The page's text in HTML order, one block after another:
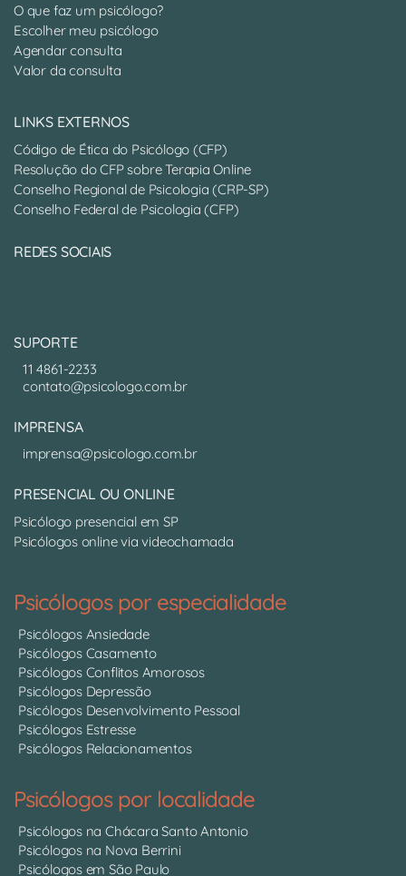
O que faz um psicólogo?
Escolher meu psicólogo
Agendar consulta
Valor da consulta
LINKS EXTERNOS
Código de Ética do Psicólogo (CFP)
Resolução do CFP sobre Terapia Online
Conselho Regional de Psicologia (CRP-SP)
Conselho Federal de Psicologia (CFP)
REDES SOCIAIS
SUPORTE
11 4861-2233
contato@psicologo.com.br
IMPRENSA
imprensa@psicologo.com.br
PRESENCIAL OU ONLINE
Psicólogo presencial em SP
Psicólogos online via videochamada
Psicólogos por especialidade
Psicólogos Ansiedade
Psicólogos Casamento
Psicólogos Conflitos Amorosos
Psicólogos Depressão
Psicólogos Desenvolvimento Pessoal
Psicólogos Estresse
Psicólogos Relacionamentos
Psicólogos por localidade
Psicólogos na Chácara Santo Antonio
Psicólogos na Nova Berrini
Psicólogos em São Paulo